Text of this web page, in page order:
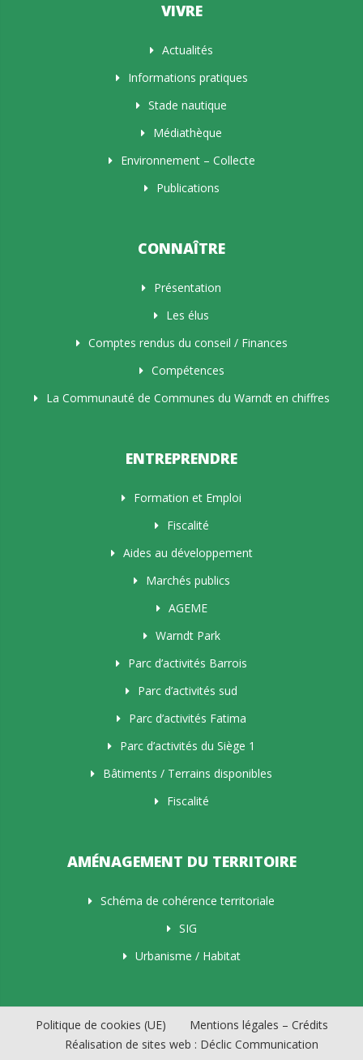
VIVRE
Actualités
Informations pratiques
Stade nautique
Médiathèque
Environnement – Collecte
Publications
CONNAÎTRE
Présentation
Les élus
Comptes rendus du conseil / Finances
Compétences
La Communauté de Communes du Warndt en chiffres
ENTREPRENDRE
Formation et Emploi
Fiscalité
Aides au développement
Marchés publics
AGEME
Warndt Park
Parc d’activités Barrois
Parc d’activités sud
Parc d’activités Fatima
Parc d’activités du Siège 1
Bâtiments / Terrains disponibles
Fiscalité
AMÉNAGEMENT DU TERRITOIRE
Schéma de cohérence territoriale
SIG
Urbanisme / Habitat
Politique de cookies (UE)
Mentions légales – Crédits
Réalisation de sites web : Déclic Communication